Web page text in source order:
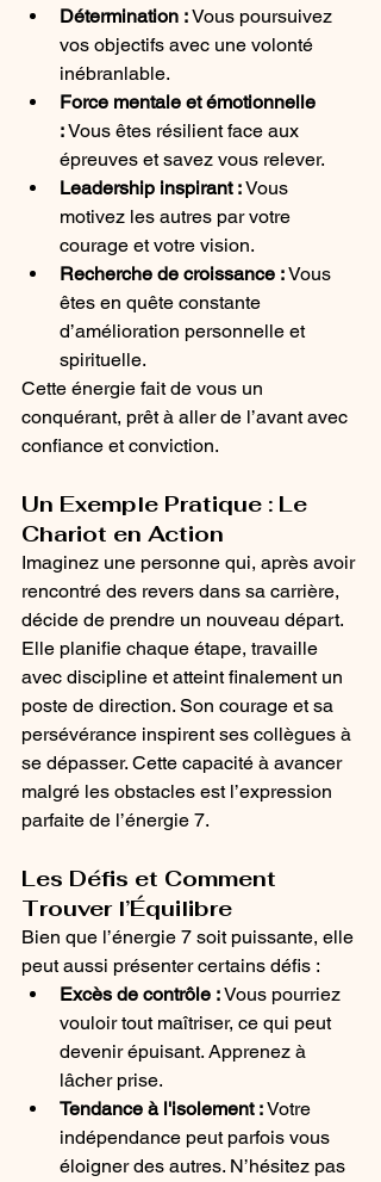
Détermination : Vous poursuivez
vos objectifs avec une volonté
inébranlable.
Force mentale et émotionnelle
: Vous êtes résilient face aux
épreuves et savez vous relever.
Leadership inspirant : Vous
motivez les autres par votre
courage et votre vision.
Recherche de croissance : Vous
êtes en quête constante
d’amélioration personnelle et
spirituelle.
Cette énergie fait de vous un
conquérant, prêt à aller de l’avant avec
confiance et conviction.
Un Exemple Pratique : Le
Chariot en Action
Imaginez une personne qui, après avoir
rencontré des revers dans sa carrière,
décide de prendre un nouveau départ.
Elle planifie chaque étape, travaille
avec discipline et atteint finalement un
poste de direction. Son courage et sa
persévérance inspirent ses collègues à
se dépasser. Cette capacité à avancer
malgré les obstacles est l’expression
parfaite de l’énergie 7.
Les Défis et Comment
Trouver l’Équilibre
Bien que l’énergie 7 soit puissante, elle
peut aussi présenter certains défis :
Excès de contrôle : Vous pourriez
vouloir tout maîtriser, ce qui peut
devenir épuisant. Apprenez à
lâcher prise.
Tendance à l'isolement : Votre
indépendance peut parfois vous
éloigner des autres. N’hésitez pas